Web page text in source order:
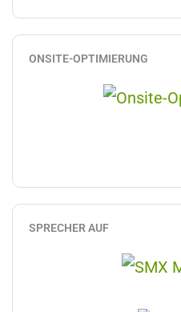
ONSITE-OPTIMIERUNG
SPRECHER AUF